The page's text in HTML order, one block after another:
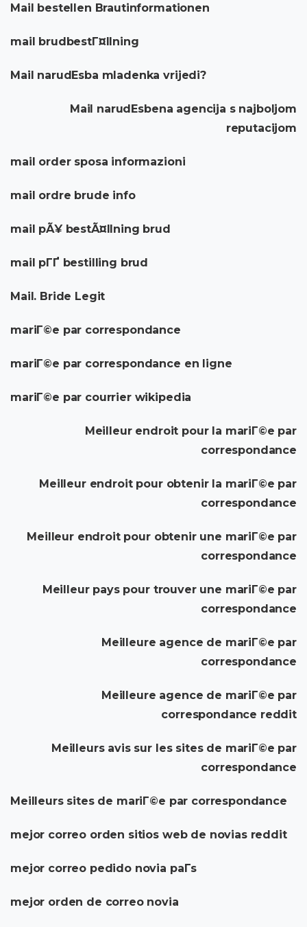
Mail bestellen Brautinformationen
mail brudbestГ¤llning
Mail narudЕѕba mladenka vrijedi?
Mail narudЕѕbena agencija s najboljom
reputacijom
mail order sposa informazioni
mail ordre brude info
mail pÃ¥ bestÃ¤llning brud
mail pГҐ bestilling brud
Mail. Bride Legit
mariГ©e par correspondance
mariГ©e par correspondance en ligne
mariГ©e par courrier wikipedia
Meilleur endroit pour la mariГ©e par
correspondance
Meilleur endroit pour obtenir la mariГ©e par
correspondance
Meilleur endroit pour obtenir une mariГ©e par
correspondance
Meilleur pays pour trouver une mariГ©e par
correspondance
Meilleure agence de mariГ©e par
correspondance
Meilleure agence de mariГ©e par
correspondance reddit
Meilleurs avis sur les sites de mariГ©e par
correspondance
Meilleurs sites de mariГ©e par correspondance
mejor correo orden sitios web de novias reddit
mejor correo pedido novia paГ­s
mejor orden de correo novia